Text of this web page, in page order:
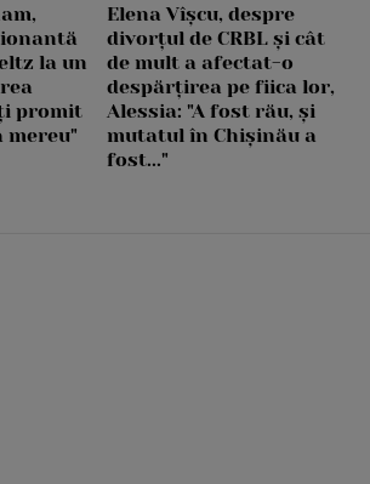
la un
promit
mereu"
Elena Vîșcu, despre
divorțul de CRBL și cât
de mult a afectat-o
despărțirea pe fiica lor,
Alessia: "A fost rău, și
mutatul în Chișinău a
fost..."